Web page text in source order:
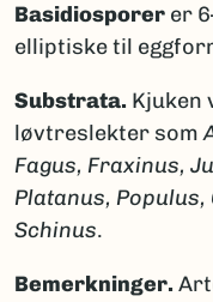
Basidiosporer er
elliptiske til
Substrata. Kjuken
løvtreslekter som
Fagus, Fraxinus,
Platanus, Populus,
Schinus.
Bemerkninger.